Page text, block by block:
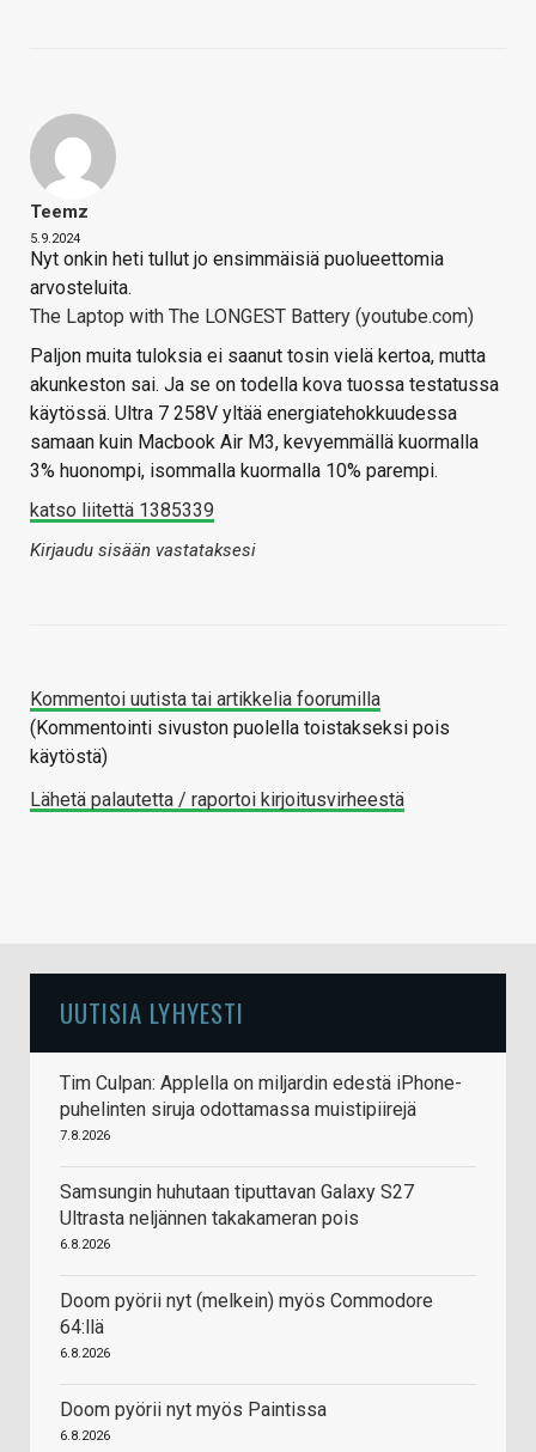
Teemz
5.9.2024
Nyt onkin heti tullut jo ensimmäisiä puolueettomia
arvosteluita.
The Laptop with The LONGEST Battery (youtube.com)
Paljon muita tuloksia ei saanut tosin vielä kertoa, mutta
akunkeston sai. Ja se on todella kova tuossa testatussa
käytössä. Ultra 7 258V yltää energiatehokkuudessa
samaan kuin Macbook Air M3, kevyemmällä kuormalla
3% huonompi, isommalla kuormalla 10% parempi.
katso liitettä 1385339
Kirjaudu sisään vastataksesi
Kommentoi uutista tai artikkelia foorumilla
(Kommentointi sivuston puolella toistakseksi pois
käytöstä)
Lähetä palautetta / raportoi kirjoitusvirheestä
UUTISIA LYHYESTI
Tim Culpan: Applella on miljardin edestä iPhone-
puhelinten siruja odottamassa muistipiirejä
7.8.2026
Samsungin huhutaan tiputtavan Galaxy S27
Ultrasta neljännen takakameran pois
6.8.2026
Doom pyörii nyt (melkein) myös Commodore
64:llä
6.8.2026
Doom pyörii nyt myös Paintissa
6.8.2026